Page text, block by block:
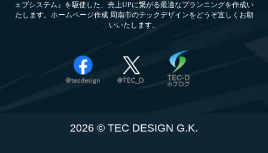
ェブシステム』を駆使した、売上UPに繋がる最適なプランニングを作成い
たします。ホームページ作成 周南市のテックデザインをどうぞ宜しくお願
いいたします。
2026 © TEC DESIGN G.K.